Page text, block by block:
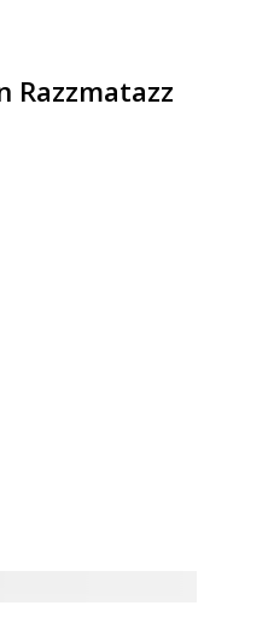
Razzmatazz